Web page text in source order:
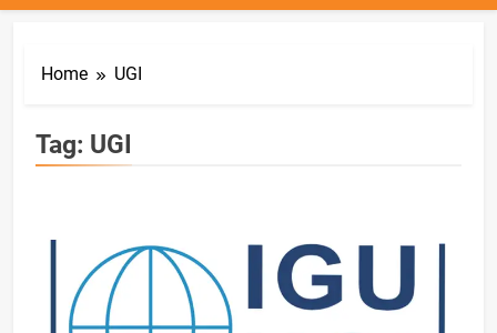
Home UGI
Tag: UGI